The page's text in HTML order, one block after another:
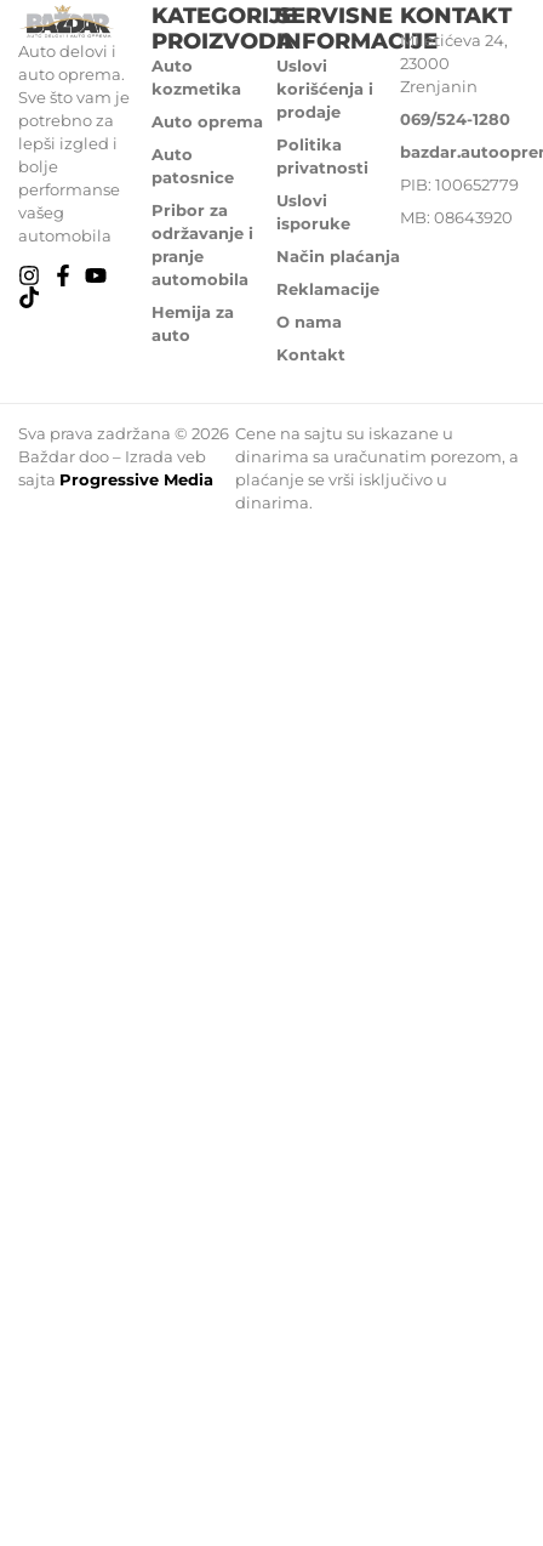
Auto delovi i
auto oprema.
Sve što vam je
potrebno za
lepši izgled i
bolje
performanse
vašeg
automobila
KATEGORIJE
PROIZVODA
Auto
kozmetika
Auto oprema
Auto
patosnice
Pribor za
održavanje i
pranje
automobila
Hemija za
auto
SERVISNE
INFORMACIJE
Uslovi
korišćenja i
prodaje
Politika
privatnosti
Uslovi
isporuke
Način plaćanja
Reklamacije
O nama
Kontakt
KONTAKT
Miletićeva 24,
23000
Zrenjanin
069/524-1280
PIB: 100652779
MB: 08643920
Sva prava zadržana © 2026
Baždar doo – Izrada veb
sajta Progressive Media
Cene na sajtu su iskazane u
dinarima sa uračunatim porezom, a
plaćanje se vrši isključivo u
dinarima.